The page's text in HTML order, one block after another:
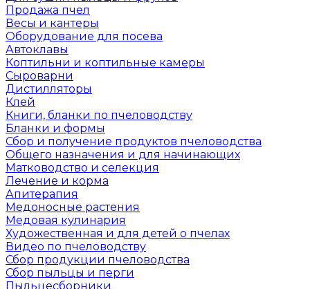
Продажа пчел
Весы и кантеры
Оборудование для посева
Автоклавы
Коптильни и коптильные камеры
Сыроварни
Дистилляторы
Клей
Книги, бланки по пчеловодству
Бланки и формы
Сбор и получение продуктов пчеловодства
Общего назначения и для начинающих
Матководство и селекция
Лечение и корма
Апитерапия
Медоносные растения
Медовая кулинария
Художественная и для детей о пчелах
Видео по пчеловодству
Сбор продукции пчеловодства
Сбор пыльцы и перги
Пыльцесборники